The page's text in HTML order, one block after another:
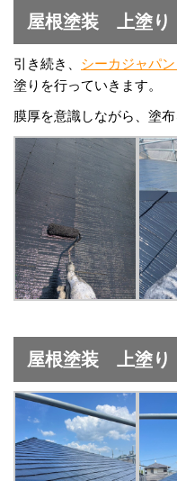
屋根塗装 上塗り
引き続き、 シーカジャパ
塗りを行っていきます。
膜厚を意識しながら、塗布
屋根塗装 上塗